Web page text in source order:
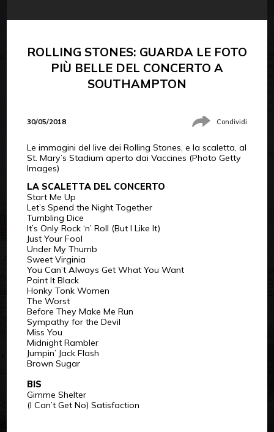
ROLLING STONES: GUARDA LE FOTO
PIÙ BELLE DEL CONCERTO A
SOUTHAMPTON
30/05/2018 Condividi
Le immagini del live dei Rolling Stones, e la scaletta, al
St. Mary’s Stadium aperto dai Vaccines (Photo Getty
Images)
LA SCALETTA DEL CONCERTO
Start Me Up
Let’s Spend the Night Together
Tumbling Dice
It’s Only Rock ‘n’ Roll (But I Like It)
Just Your Fool
Under My Thumb
Sweet Virginia
You Can’t Always Get What You Want
Paint It Black
Honky Tonk Women
The Worst
Before They Make Me Run
Sympathy for the Devil
Miss You
Midnight Rambler
Jumpin’ Jack Flash
Brown Sugar
BIS
Gimme Shelter
(I Can’t Get No) Satisfaction